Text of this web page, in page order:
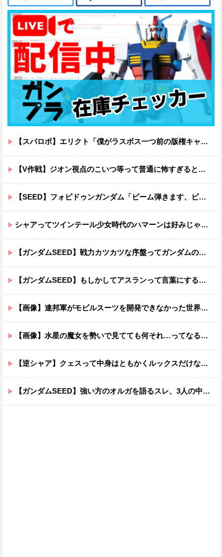
【スパロボ】エリクト「僕がラスボス一つ前の版権キャラ最後の敵ってちょっと荷が重すぎない？」
【V作戦】ジオン視点のこいつ等って普通に怖すぎると思う…
【SEED】フォビドゥンガンダム「ビーム弾きます、ビーム曲げられます、空飛びます」←二世代目でこれ出来るのおかしいだろ
シャアってツインテール少女時代のハマーンは好みじゃなかったの？
【ガンダムSEED】戦力カツカツな序盤ってガンダムの中だと割と珍しい気がする
【ガンダムSEED】もしかしてアスランって言葉にするのが下手なだけでめっちゃいい人なのでは？
【画像】連邦軍がモビルスーツを開発できなかった世界線のガンダムｗｗｗｗｗｗｗ
【画像】水星の魔女を勢いで見てても何それ…ってなる部分ｗｗｗｗｗｗｗｗ
【逆シャア】クェスって中身はともかくルックスだけなら最高だな
【ガンダムSEED】強い方のオルガを語るスレ、3人の中でも強化は一番されてない方